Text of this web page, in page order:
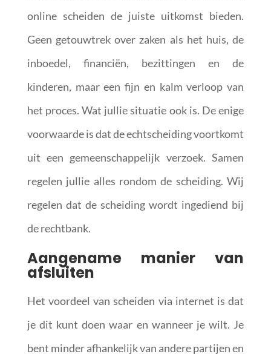
online scheiden de juiste uitkomst bieden.
Geen getouwtrek over zaken als het huis, de
inboedel, financiën, bezittingen en de
kinderen, maar een fijn en kalm verloop van
het proces. Wat jullie situatie ook is. De enige
voorwaarde is dat de echtscheiding voortkomt
uit een gemeenschappelijk verzoek. Samen
regelen jullie alles rondom de scheiding. Wij
regelen dat de scheiding wordt ingediend bij
de rechtbank.
Aangename manier van
afsluiten
Het voordeel van scheiden via internet is dat
je dit kunt doen waar en wanneer je wilt. Je
bent minder afhankelijk van andere partijen en